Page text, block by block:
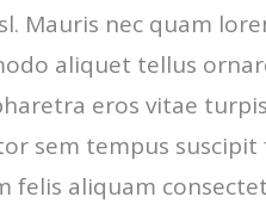
Mauris nec quam
aliquet tellus
eros vitae
sem tempus
felis aliquam